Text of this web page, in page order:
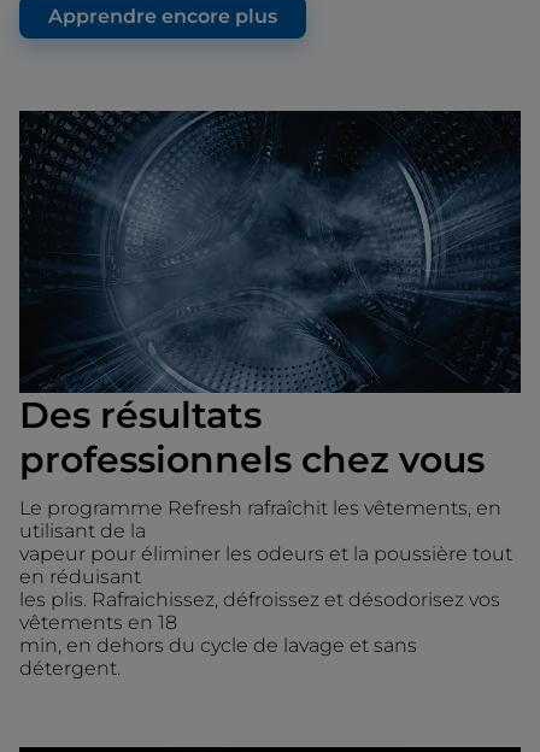
Apprendre encore plus
Des résultats
professionnels chez vous
Le programme Refresh rafraîchit les vêtements, en
utilisant de la
vapeur pour éliminer les odeurs et la poussière tout
en réduisant
les plis. Rafraichissez, défroissez et désodorisez vos
vêtements en 18
min, en dehors du cycle de lavage et sans
détergent.